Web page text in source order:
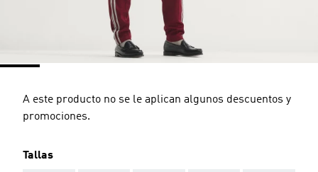
A este producto no se le aplican algunos descuentos y
promociones.
Tallas